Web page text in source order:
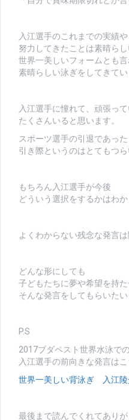
入江選手のこれまでの実績や
努力してきたことは素晴ら
世界一美しいフォームとも言
素晴らしい泳ぎをしてきてい
入江選手に憧れて、頑張っ
たくさんいると思います。
スポーツ選手の引退であった
引き際というのはとてもつら
もちろん入江選手が今後
どういう選択をするかはわ
よくわからない残念な発言
どんな形にしても
子どもたちに夢や希望を持
そんな発言をしてもらいたい
P.S
2017ブダペスト世界水泳で
入江選手の前向きな発言は
世界一美しい背泳ぎ 入江陵
最後まで読んでくれてありが